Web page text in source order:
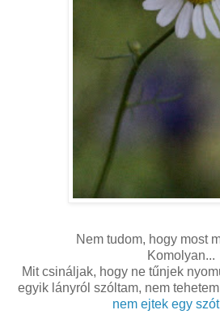
Nem tudom, hogy most
Komolyan...
Mit csináljak, hogy ne tűnjek
egyik lányról szóltam, nem
nem ejtek egy